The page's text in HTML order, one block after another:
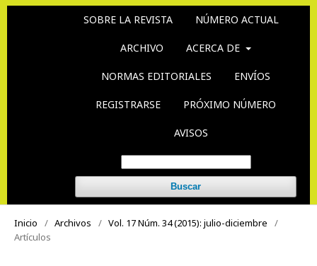
SOBRE LA REVISTA NÚMERO ACTUAL
ARCHIVO ACERCA DE
NORMAS EDITORIALES ENVÍOS
REGISTRARSE PRÓXIMO NÚMERO
AVISOS
Buscar
Inicio / Archivos / Vol. 17 Núm. 34 (2015): julio-diciembre
/
Artículos